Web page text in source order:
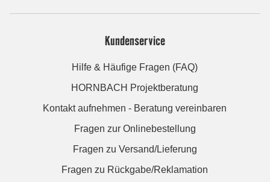
Kundenservice
Hilfe & Häufige Fragen (FAQ)
HORNBACH Projektberatung
Kontakt aufnehmen - Beratung vereinbaren
Fragen zur Onlinebestellung
Fragen zu Versand/Lieferung
Fragen zu Rückgabe/Reklamation